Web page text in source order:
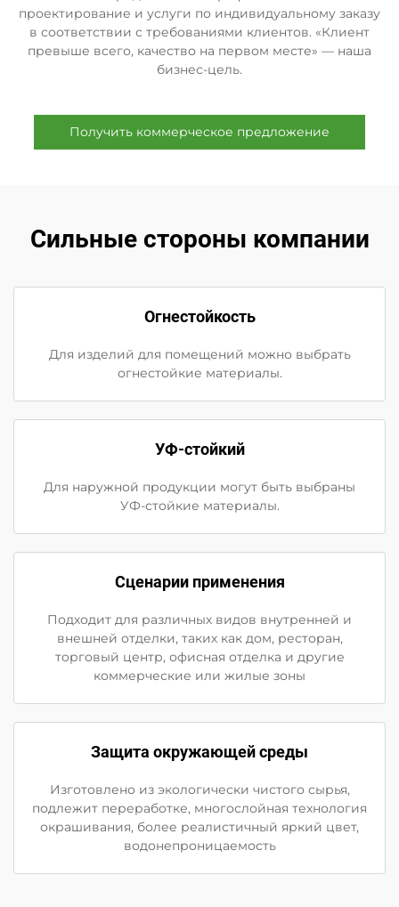
проектирование и услуги по индивидуальному заказу
в соответствии с требованиями клиентов. «Клиент
превыше всего, качество на первом месте» — наша
бизнес-цель.
Получить коммерческое предложение
Сильные стороны компании
Огнестойкость
Для изделий для помещений можно выбрать
огнестойкие материалы.
УФ-стойкий
Для наружной продукции могут быть выбраны
УФ-стойкие материалы.
Сценарии применения
Подходит для различных видов внутренней и
внешней отделки, таких как дом, ресторан,
торговый центр, офисная отделка и другие
коммерческие или жилые зоны
Защита окружающей среды
Изготовлено из экологически чистого сырья,
подлежит переработке, многослойная технология
окрашивания, более реалистичный яркий цвет,
водонепроницаемость